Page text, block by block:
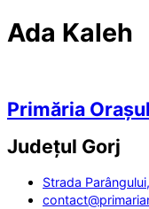
Ada Kaleh
Primăria
Județul Gorj
Strada